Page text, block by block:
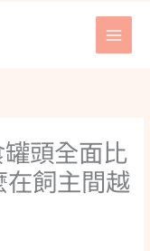
頭全面比
飼主間越